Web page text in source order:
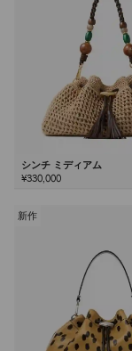
シンチ ミディアム
¥330,000
新作